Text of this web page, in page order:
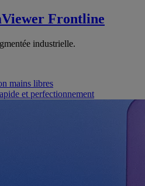
Frontline
industrielle.
mains libres
et perfectionnement